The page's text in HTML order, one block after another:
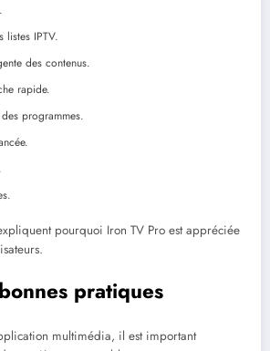
listes IPTV.
des contenus.
rapide.
programmes.
pourquoi Iron TV Pro est appréciée
pratiques
multimédia, il est important